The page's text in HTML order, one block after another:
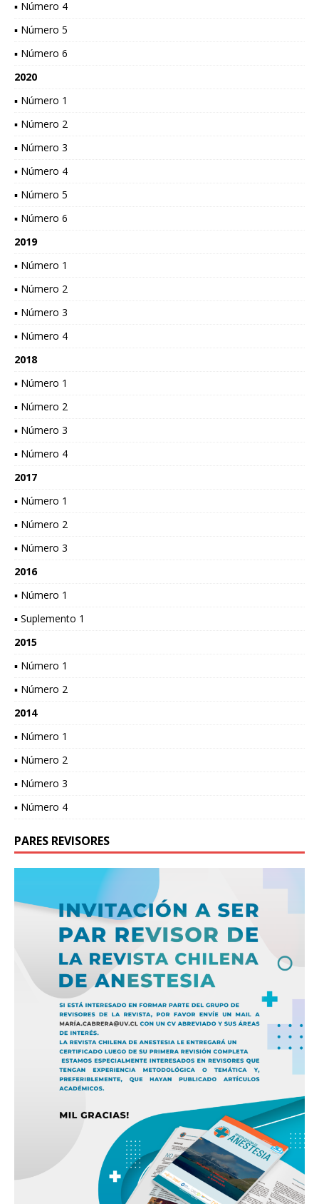
▪ Número 4
▪ Número 5
▪ Número 6
2020
▪ Número 1
▪ Número 2
▪ Número 3
▪ Número 4
▪ Número 5
▪ Número 6
2019
▪ Número 1
▪ Número 2
▪ Número 3
▪ Número 4
2018
▪ Número 1
▪ Número 2
▪ Número 3
▪ Número 4
2017
▪ Número 1
▪ Número 2
▪ Número 3
2016
▪ Número 1
▪ Suplemento 1
2015
▪ Número 1
▪ Número 2
2014
▪ Número 1
▪ Número 2
▪ Número 3
▪ Número 4
PARES REVISORES